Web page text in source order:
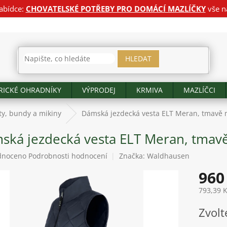
CHOVATELSKÉ POTŘEBY PRO DOMÁCÍ MAZLÍČKYvše
HLEDAT
OHRADNÍKY VÝPRODEJ KRMIVA MAZLÍČCI
bundy a mikiny Dámská jezdecká vesta ELT Meran, tmavě
jezdecká vesta ELT Meran,
Podrobnosti hodnocení Značka: Waldhausen
793,39
cena: